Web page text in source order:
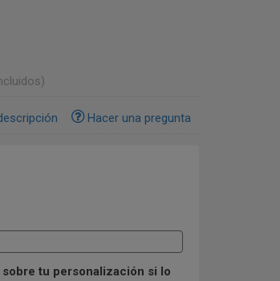
Hacer una pregunta
tu personalización si lo